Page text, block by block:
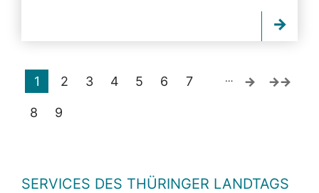
1 2 3 4 5 6 7
8 9
…
SERVICES DES THÜRINGER LANDTAGS